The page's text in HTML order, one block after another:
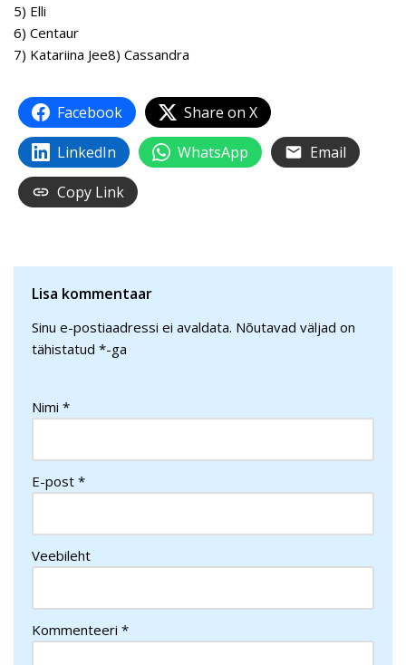
5) Elli
6) Centaur
7) Katariina Jee8) Cassandra
Facebook
Share on X
LinkedIn
WhatsApp
Email
Copy Link
Lisa kommentaar
Sinu e-postiaadressi ei avaldata. Nõutavad väljad on
tähistatud *-ga
Nimi *
E-post *
Veebileht
Kommenteeri *